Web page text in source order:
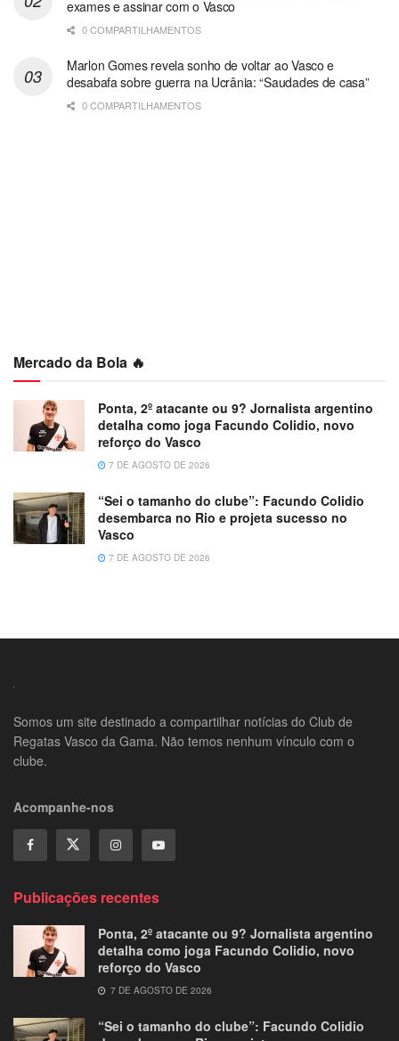
exames e assinar com o Vasco
0 COMPARTILHAMENTOS
Marlon Gomes revela sonho de voltar ao Vasco e
desabafa sobre guerra na Ucrânia: “Saudades de casa”
0 COMPARTILHAMENTOS
Mercado da Bola 🔥
Ponta, 2º atacante ou 9? Jornalista argentino
detalha como joga Facundo Colidio, novo
reforço do Vasco
7 DE AGOSTO DE 2026
“Sei o tamanho do clube”: Facundo Colidio
desembarca no Rio e projeta sucesso no
Vasco
7 DE AGOSTO DE 2026
Somos um site destinado a compartilhar notícias do Club de
Regatas Vasco da Gama. Não temos nenhum vínculo com o
clube.
Acompanhe-nos
Publicações recentes
Ponta, 2º atacante ou 9? Jornalista argentino
detalha como joga Facundo Colidio, novo
reforço do Vasco
7 DE AGOSTO DE 2026
“Sei o tamanho do clube”: Facundo Colidio